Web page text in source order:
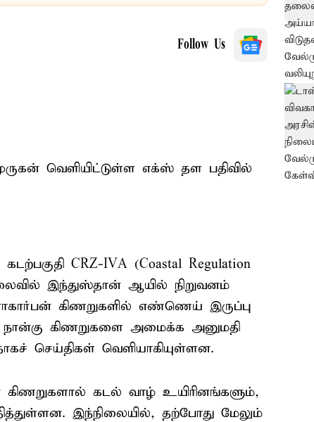
Follow Us
வெளியிட்டுள்ள எக்ஸ் தள பதிவில்
CRZ-IVA (Coastal Regulation
இந்துஸ்தான் ஆயில் நிறுவனம்
கிணறுகளில் எண்ணெய் இருப்பு
நான்கு கிணறுகளை அமைக்க அனுமதி
செய்திகள் வெளியாகியுள்ளன.
கடல் வாழ் உயிரினங்களும்,
இந்நிலையில், தற்போது மேலும்